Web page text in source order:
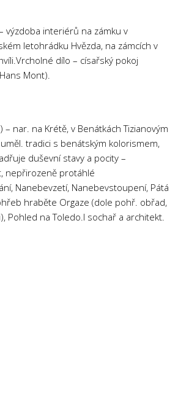
výzdoba interiérů na zámku v
letohrádku Hvězda, na zámcích v
dílo – císařský pokoj
Mont).
nar. na Krétě, v Benátkách Tizianovým
tradici s benátským kolorismem,
duševní stavy a pocity –
nepřirozeně protáhlé
Nanebevzetí, Nanebevstoupení, Pátá
hraběte Orgaze (dole pohř. obřad,
Pohled na Toledo.I sochař a architekt.